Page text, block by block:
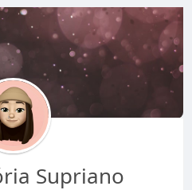
Supriano